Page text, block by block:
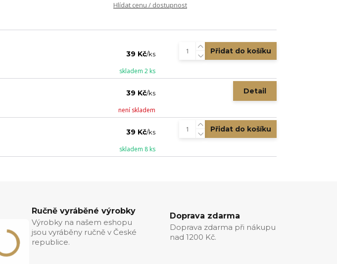
Hlídat cenu / dostupnost
39 Kč/ks
skladem 2 ks
Přidat do košíku
39 Kč/ks
není skladem
Detail
39 Kč/ks
skladem 8 ks
Přidat do košíku
Ručně vyráběné výrobky
Výrobky na našem eshopu
jsou vyráběny ručně v České
republice.
Doprava zdarma
Doprava zdarma při nákupu
nad 1200 Kč.